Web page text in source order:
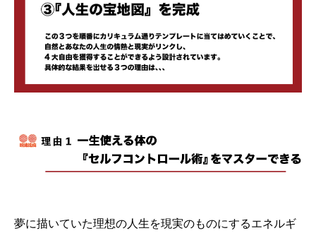
夢に描いていた理想の人生を現実のものにするエネルギ